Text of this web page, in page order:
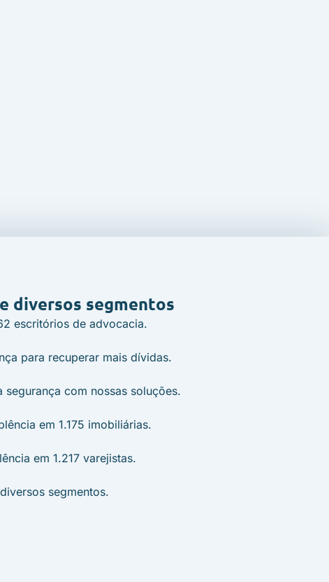
diversos segmentos
escritórios de advocacia.
para recuperar mais dívidas.
com nossas soluções.
em 1.175 imobiliárias.
em 1.217 varejistas.
segmentos.